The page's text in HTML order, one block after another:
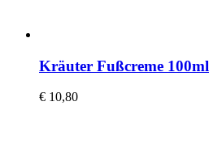
Kräuter Fußcreme 100ml
€ 10,80